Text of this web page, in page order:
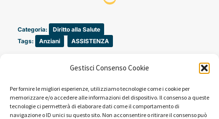
Gestisci Consenso Cookie
Per fornire le migliori esperienze, utilizziamo tecnologie come i cookie per
memorizzare e/o accedere alle informazioni del dispositivo. Il consenso a queste
tecnologie ci permetterà di elaborare dati come il comportamento di
navigazione o ID unici su questo sito. Non acconsentire o ritirare il consenso può
Categoria:
Diritto alla Salute
Tags:
Anziani ASSISTENZA
Campagne promosse a favore di questo progetto:
Vorrei essere viva quando morirò (2004)